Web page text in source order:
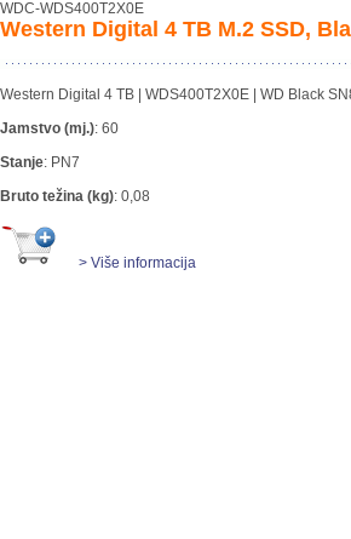
WDC-WDS400T2X0E
Western Digital 4 TB M.2 SSD,
Western Digital 4 TB | WDS400T2X0E | WD Black
Jamstvo (mj.): 60
Stanje: PN7
Bruto težina (kg): 0,08
> Više informacija